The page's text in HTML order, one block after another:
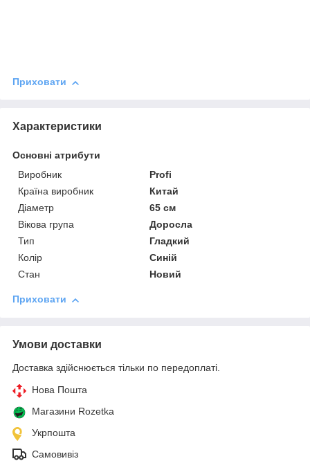
Приховати
Характеристики
Основні атрибути
Виробник
Profi
Країна виробник
Китай
Діаметр
65 см
Вікова група
Доросла
Тип
Гладкий
Колір
Синій
Стан
Новий
Приховати
Умови доставки
Доставка здійснюється тільки по передоплаті.
Нова Пошта
Магазини Rozetka
Укрпошта
Самовивіз